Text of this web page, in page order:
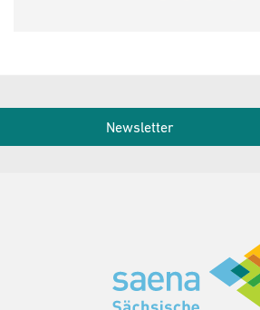
Newsletter